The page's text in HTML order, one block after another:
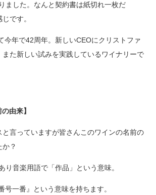
ました。なんと契約書は紙切れ一枚だ
です。
今年で42周年。新しいCEOにクリストファ
また新しい試みを実践しているワイナリーで
由来】
と言っていますが皆さんこのワインの名前の
？
り音楽用語で「作品」という意味。
号一番』という意味を持ちます。